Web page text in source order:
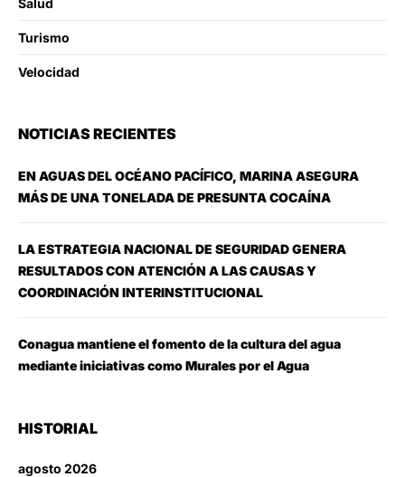
Turismo
Velocidad
NOTICIAS RECIENTES
EN AGUAS DEL OCÉANO PACÍFICO, MARINA ASEGURA
MÁS DE UNA TONELADA DE PRESUNTA COCAÍNA
LA ESTRATEGIA NACIONAL DE SEGURIDAD GENERA
RESULTADOS CON ATENCIÓN A LAS CAUSAS Y
COORDINACIÓN INTERINSTITUCIONAL
Conagua mantiene el fomento de la cultura del agua
mediante iniciativas como Murales por el Agua
HISTORIAL
agosto 2026